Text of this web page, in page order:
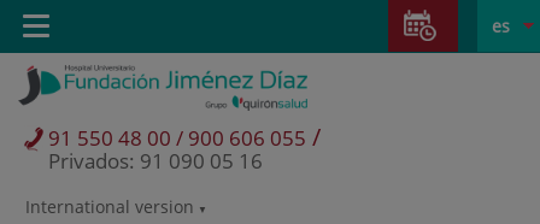
Saltar al contenido
Saltar
contenido
Selector
activo
es
International version
91 550 48 00 / 900 606 055 /
Privados: 91 090 05 16
Toggle
navigation